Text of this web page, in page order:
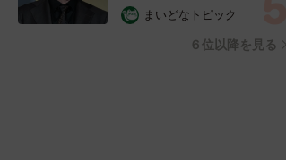
「ガチヒロさんそっくり」
まいどなトピック
６位以降を見る